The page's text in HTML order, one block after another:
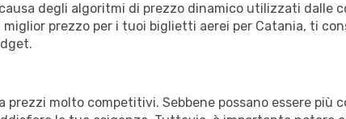
degli algoritmi di prezzo dinamico utilizzati dalle
prezzo per i tuoi biglietti aerei per Catania, ti
molto competitivi. Sebbene possano essere più